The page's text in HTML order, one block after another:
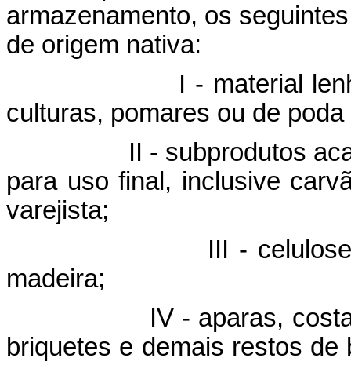
armazenamento, os
de origem nativa:
lenhoso
culturas, pomares ou de
para uso final, inclusive
varejista;
celulose, goma,
madeira;
aparas, costaneiras,
briquetes e demais restos